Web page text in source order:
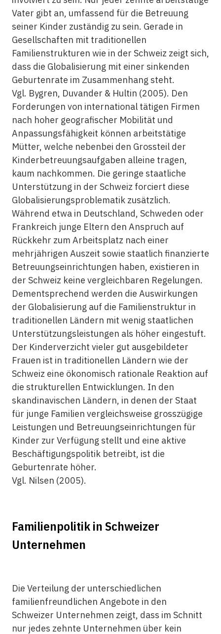
Vater gibt an, umfassend für die Betreuung
seiner Kinder zuständig zu sein. Gerade in
Gesellschaften mit traditionellen
Familienstrukturen wie in der Schweiz zeigt sich,
dass die Globalisierung mit einer sinkenden
Geburtenrate im Zusammenhang steht.
Vgl. Bygren, Duvander & Hultin (2005). Den
Forderungen von international tätigen Firmen
nach hoher geografischer Mobilität und
Anpassungsfähigkeit können arbeitstätige
Mütter, welche nebenbei den Grossteil der
Kinderbetreuungsaufgaben alleine tragen,
kaum nachkommen. Die geringe staatliche
Unterstützung in der Schweiz forciert diese
Globalisierungsproblematik zusätzlich.
Während etwa in Deutschland, Schweden oder
Frankreich junge Eltern den Anspruch auf
Rückkehr zum Arbeitsplatz nach einer
mehrjährigen Auszeit sowie staatlich finanzierte
Betreuungseinrichtungen haben, existieren in
der Schweiz keine vergleichbaren Regelungen.
Dementsprechend werden die Auswirkungen
der Globalisierung auf die Familienstruktur in
traditionellen Ländern mit wenig staatlichen
Unterstützungsleistungen als höher eingestuft.
Der Kinderverzicht vieler gut ausgebildeter
Frauen ist in traditionellen Ländern wie der
Schweiz eine ökonomisch rationale Reaktion auf
die strukturellen Entwicklungen. In den
skandinavischen Ländern, in denen der Staat
für junge Familien vergleichsweise grosszügige
Leistungen und Betreuungseinrichtungen für
Kinder zur Verfügung stellt und eine aktive
Beschäftigungspolitik betreibt, ist die
Geburtenrate höher.
Vgl. Nilsen (2005).
Familienpolitik in Schweizer
Unternehmen
Die Verteilung der unterschiedlichen
familienfreundlichen Angebote in den
Schweizer Unternehmen zeigt, dass im Schnitt
nur jedes zehnte Unternehmen über kein